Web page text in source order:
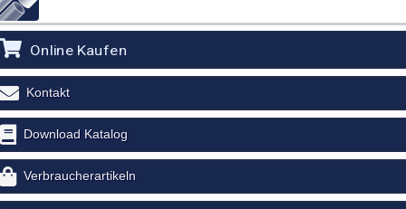
Online Kaufen
Kontakt
Download Katalog
Verbraucherartikeln